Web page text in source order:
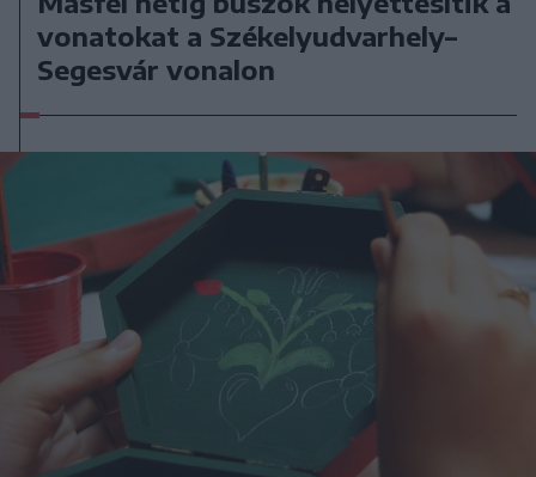
vonatokat a Székelyudvarhely–
Segesvár vonalon